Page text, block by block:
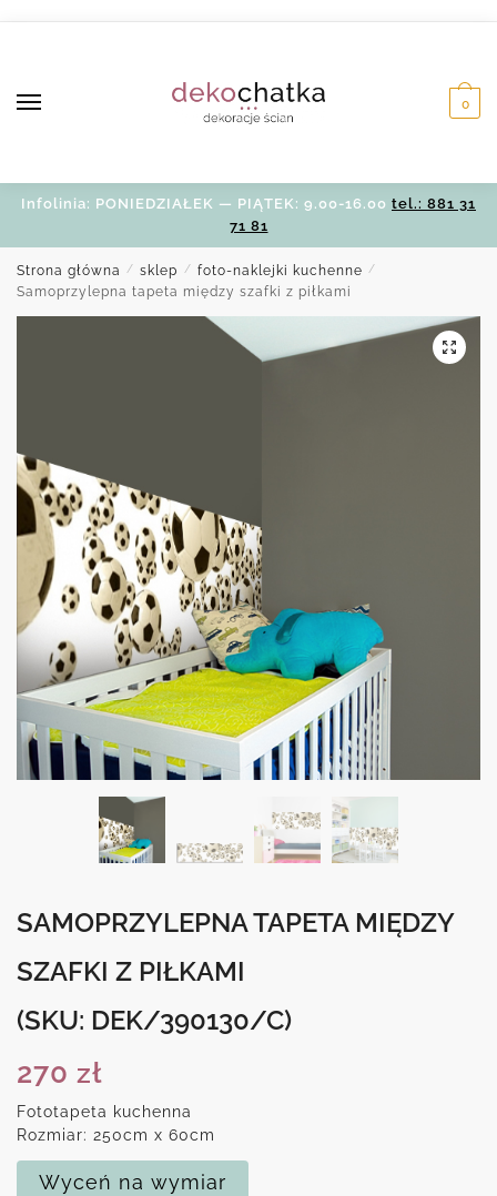
0
Infolinia: PONIEDZIAŁEK — PIĄTEK: 9.00-16.00 tel.: 881 31
71 81
Strona główna / sklep / foto-naklejki kuchenne /
Samoprzylepna tapeta między szafki z piłkami
SAMOPRZYLEPNA TAPETA MIĘDZY
SZAFKI Z PIŁKAMI
(SKU: DEK/390130/C)
270 zł
Fototapeta kuchenna
Rozmiar: 250cm x 60cm
Wyceń na wymiar